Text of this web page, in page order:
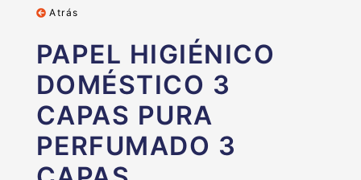
Atrás
PAPEL HIGIÉNICO
DOMÉSTICO 3
CAPAS PURA
PERFUMADO 3